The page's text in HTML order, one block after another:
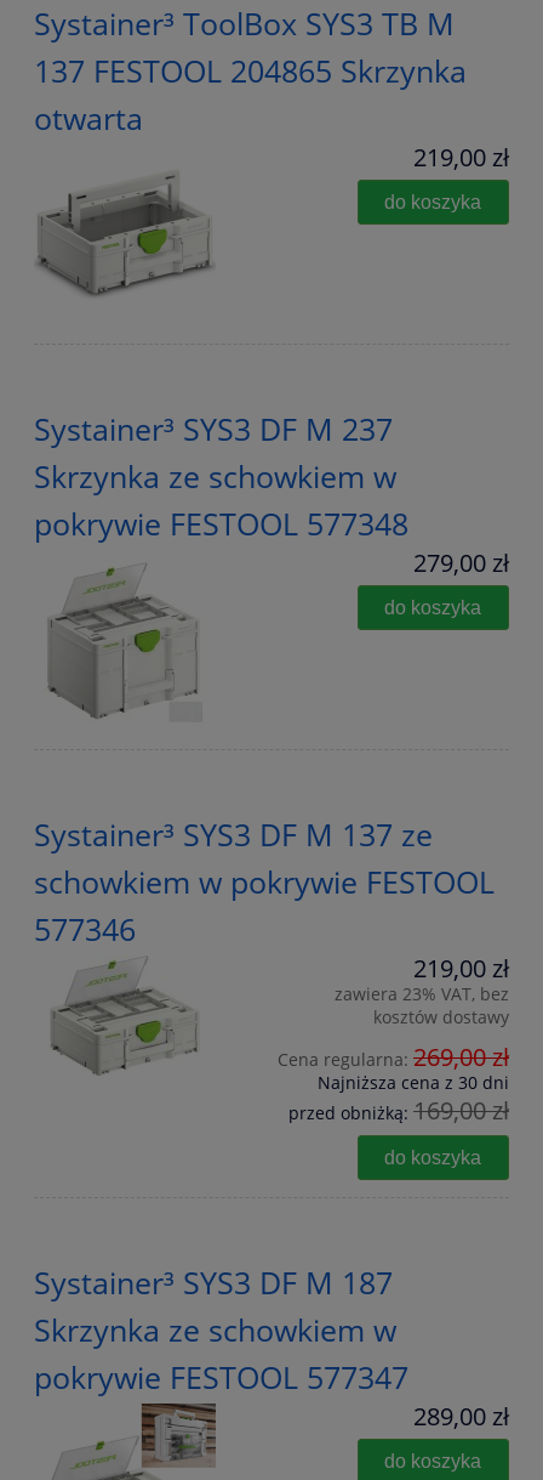
Systainer³ ToolBox SYS3 TB M
137 FESTOOL 204865 Skrzynka
otwarta
219,00 zł
do koszyka
Systainer³ SYS3 DF M 237
Skrzynka ze schowkiem w
pokrywie FESTOOL 577348
279,00 zł
do koszyka
Systainer³ SYS3 DF M 137 ze
schowkiem w pokrywie FESTOOL
577346
219,00 zł
zawiera 23% VAT, bez
kosztów dostawy
Cena regularna: 269,00 zł
Najniższa cena z 30 dni
przed obniżką: 169,00 zł
do koszyka
Systainer³ SYS3 DF M 187
Skrzynka ze schowkiem w
pokrywie FESTOOL 577347
289,00 zł
do koszyka